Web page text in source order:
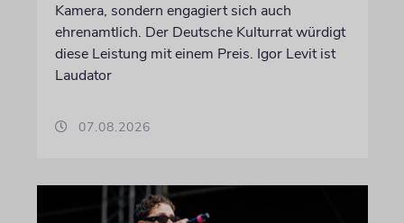
Kamera, sondern engagiert sich auch
ehrenamtlich. Der Deutsche Kulturrat würdigt
diese Leistung mit einem Preis. Igor Levit ist
Laudator
07.08.2026